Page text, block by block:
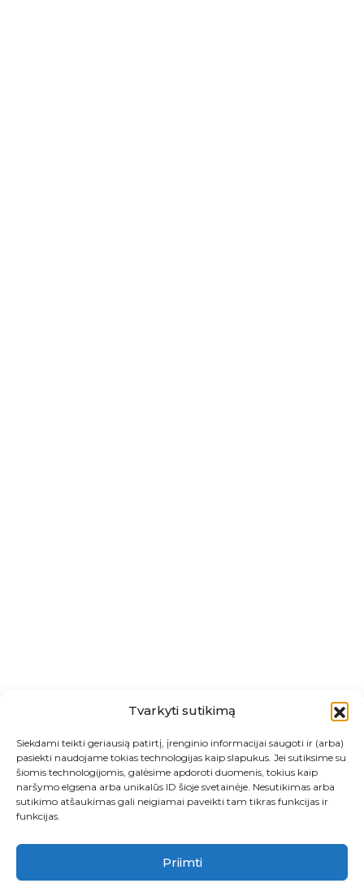
Tvarkyti sutikimą
Siekdami teikti geriausią patirtį, įrenginio informacijai saugoti ir (arba)
pasiekti naudojame tokias technologijas kaip slapukus. Jei sutiksime su
šiomis technologijomis, galėsime apdoroti duomenis, tokius kaip
naršymo elgsena arba unikalūs ID šioje svetainėje. Nesutikimas arba
sutikimo atšaukimas gali neigiamai paveikti tam tikras funkcijas ir
funkcijas.
Priimti